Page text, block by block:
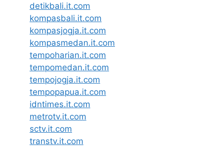
detikbali.it.com
kompasbali.it.com
kompasjogja.it.com
kompasmedan.it.com
tempoharian.it.com
tempomedan.it.com
tempojogja.it.com
tempopapua.it.com
idntimes.it.com
metrotv.it.com
sctv.it.com
transtv.it.com